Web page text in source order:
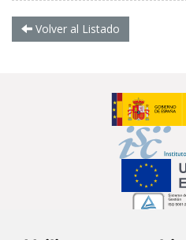
Volver al Listado